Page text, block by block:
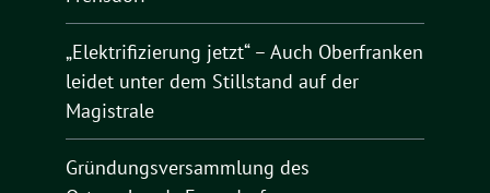
„Elektrifizierung jetzt“ – Auch Oberfranken
leidet unter dem Stillstand auf der
Magistrale
Gründungsversammlung des